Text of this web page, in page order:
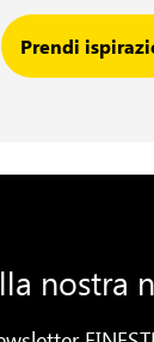
Prendi
nostra